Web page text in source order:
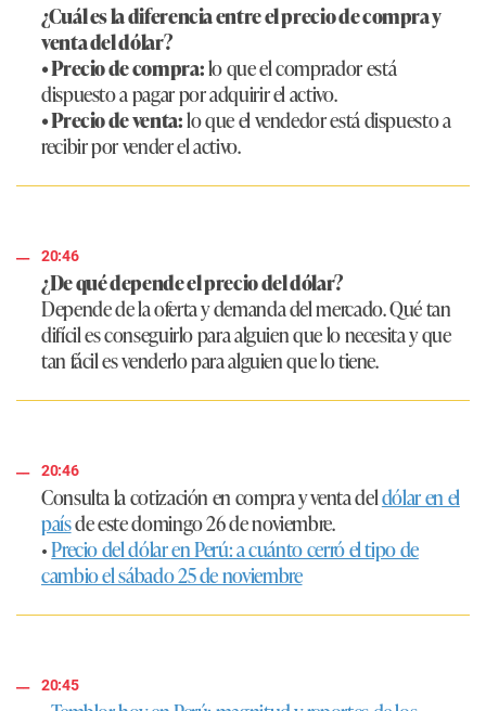
¿Cuál es la diferencia entre el precio de compra y
venta del dólar?
• Precio de compra:lo que el comprador está
dispuesto a pagar por adquirir el activo.
• Precio de venta:lo que el vendedor está dispuesto a
recibir por vender el activo.
20:46
¿De qué depende el precio del dólar?
Depende de la oferta y demanda del mercado. Qué tan
difícil es conseguirlo para alguien que lo necesita y que
tan fácil es venderlo para alguien que lo tiene.
20:46
Consulta la cotización en compra y venta deldólar en el
paísde este domingo 26 de noviembre.
•Precio del dólar en Perú: a cuánto cerró el tipo de
cambio el sábado 25 de noviembre
20:45